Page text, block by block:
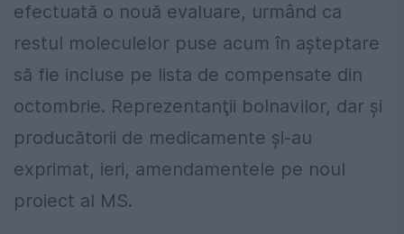
efectuată o nouă evaluare, urmând ca
restul moleculelor puse acum în așteptare
să fie incluse pe lista de compensate din
octombrie. Reprezentanţii bolnavilor, dar şi
producătorii de medicamente şi-au
exprimat, ieri, amendamentele pe noul
proiect al MS.